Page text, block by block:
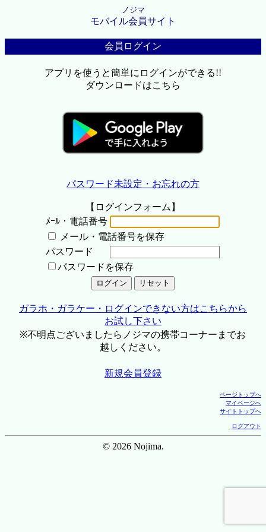
ノジマ
モバイル会員サイト
会員ログイン
アプリを使うと簡単にログインができる!!
ダウンロードはこちら
パスワード未設定・お忘れの方
【ログインフォーム】
ﾒｰﾙ・電話番号
メール・電話番号を保存
パスワード
パスワードを保存
ガラホ・ガラケー・ログインできない方はこちらから
お試し下さい
※不明点ございましたらノジマの携帯コーナーまでお
越しください。
新規会員登録
ページトップへ
マイページへ
サイトトップへ
ログアウト
© 2026 Nojima.